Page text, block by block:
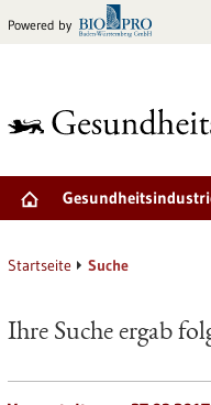
Powered by
Startseite Suche
Ihre Suche ergab